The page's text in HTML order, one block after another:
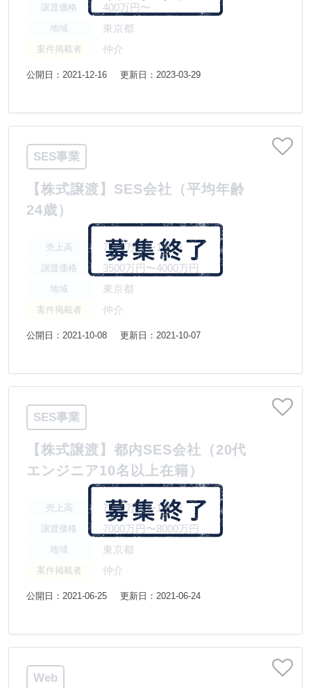
譲渡価格 400万円〜
地域 東京都
案件掲載者 仲介
公開日：2021-12-16 更新日：2023-03-29
SES事業
【株式譲渡】SES会社（平均年齢
24歳）
売上高 7500万円〜1億円
譲渡価格 3500万円〜4000万円
地域 東京都
案件掲載者 仲介
公開日：2021-10-08 更新日：2021-10-07
SES事業
【株式譲渡】都内SES会社（20代
エンジニア10名以上在籍）
売上高 7500万円〜1億円
譲渡価格 7000万円〜8000万円
地域 東京都
案件掲載者 仲介
公開日：2021-06-25 更新日：2021-06-24
Web